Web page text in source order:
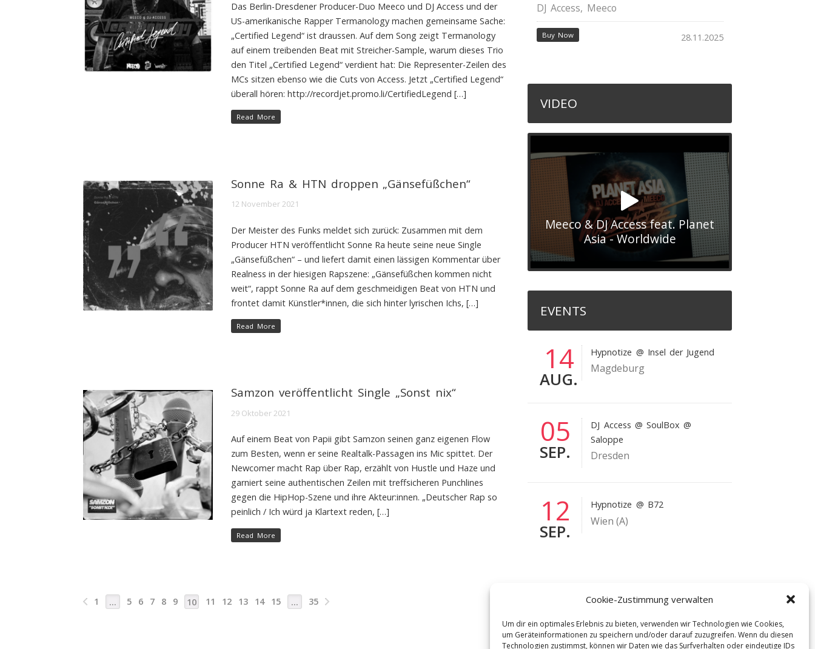
Cookie-Zustimmung verwalten
Um dir ein optimales Erlebnis zu bieten, verwenden wir Technologien wie Cookies,
um Geräteinformationen zu speichern und/oder darauf zuzugreifen. Wenn du diesen
Technologien zustimmst, können wir Daten wie das Surfverhalten oder eindeutige IDs
Das Berlin-Dresdener Producer-Duo Meeco und DJ Access und der
US-amerikanische Rapper Termanology machen gemeinsame Sache:
„Certified Legend“ ist draussen. Auf dem Song zeigt Termanology
auf einem treibenden Beat mit Streicher-Sample, warum dieses Trio
den Titel „Certified Legend“ verdient hat: Die Representer-Zeilen des
MCs sitzen ebenso wie die Cuts von Access. Jetzt „Certified Legend“
überall hören: http://recordjet.promo.li/CertifiedLegend […]
Read More
Sonne Ra & HTN droppen „Gänsefüßchen“
12 November 2021
Der Meister des Funks meldet sich zurück: Zusammen mit dem
Producer HTN veröffentlicht Sonne Ra heute seine neue Single
„Gänsefüßchen“ – und liefert damit einen lässigen Kommentar über
Realness in der hiesigen Rapszene: „Gänsefüßchen kommen nicht
weit“, rappt Sonne Ra auf dem geschmeidigen Beat von HTN und
frontet damit Künstler*innen, die sich hinter lyrischen Ichs, […]
Read More
Samzon veröffentlicht Single „Sonst nix“
29 Oktober 2021
Auf einem Beat von Papii gibt Samzon seinen ganz eigenen Flow
zum Besten, wenn er seine Realtalk-Passagen ins Mic spittet. Der
Newcomer macht Rap über Rap, erzählt von Hustle und Haze und
garniert seine authentischen Zeilen mit treffsicheren Punchlines
gegen die HipHop-Szene und ihre Akteur:innen. „Deutscher Rap so
peinlich / Ich würd ja Klartext reden, […]
Read More
1 … 5 6 7 8 9 10 11 12 13 14 15 … 35
DJ Access, Meeco
Buy Now 28.11.2025
VIDEO
Meeco & DJ Access feat. Planet
Asia - Worldwide
EVENTS
14
AUG.
Hypnotize @ Insel der Jugend
Magdeburg
05
SEP.
DJ Access @ SoulBox @
Saloppe
Dresden
12
SEP.
Hypnotize @ B72
Wien (A)